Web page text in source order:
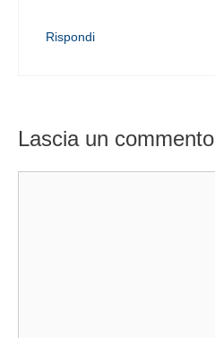
Rispondi
Lascia un commento